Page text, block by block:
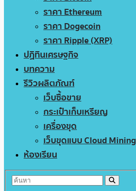
ราคา Ethereum
ราคา Dogecoin
ราคา Ripple (XRP)
ปฏิทินเศรษฐกิจ
บทความ
รีวิวผลิตภัณฑ์
เว็บซื้อขาย
กระเป๋าเก็บเหรียญ
เครื่องขุด
เว็บขุดแบบ Cloud Mining
ห้องเรียน